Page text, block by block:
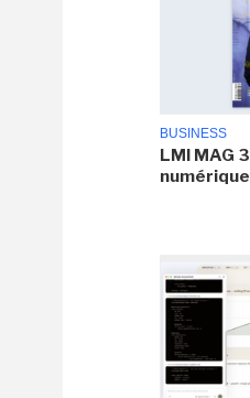
BUSINESS
LMI MAG